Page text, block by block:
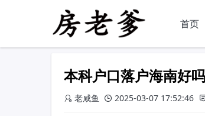
首页
本科户口落户海南好
老咸鱼 2025-03-07 17:52:46